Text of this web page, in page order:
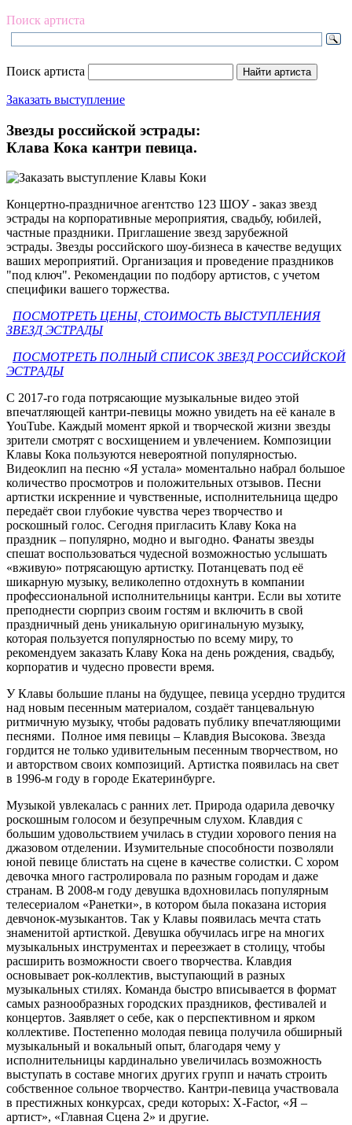
Поиск артиста
Поиск артиста
Заказать выступление
Звезды российской эстрады:
Клава Кока кантри певица.
Концертно-праздничное агентство 123 ШОУ - заказ звезд
эстрады на корпоративные мероприятия, свадьбу, юбилей,
частные праздники. Приглашение звезд зарубежной
эстрады. Звезды российского шоу-бизнеса в качестве ведущих
ваших мероприятий. Организация и проведение праздников
"под ключ". Рекомендации по подбору артистов, с учетом
специфики вашего торжества.
ПОСМОТРЕТЬ ЦЕНЫ, СТОИМОСТЬ ВЫСТУПЛЕНИЯ
ЗВЕЗД ЭСТРАДЫ
ПОСМОТРЕТЬ ПОЛНЫЙ СПИСОК ЗВЕЗД РОССИЙСКОЙ
ЭСТРАДЫ
С 2017-го года потрясающие музыкальные видео этой
впечатляющей кантри-певицы можно увидеть на её канале в
YouTube. Каждый момент яркой и творческой жизни звезды
зрители смотрят с восхищением и увлечением. Композиции
Клавы Кока пользуются невероятной популярностью.
Видеоклип на песню «Я устала» моментально набрал большое
количество просмотров и положительных отзывов. Песни
артистки искренние и чувственные, исполнительница щедро
передаёт свои глубокие чувства через творчество и
роскошный голос. Сегодня пригласить Клаву Кока на
праздник – популярно, модно и выгодно. Фанаты звезды
спешат воспользоваться чудесной возможностью услышать
«вживую» потрясающую артистку. Потанцевать под её
шикарную музыку, великолепно отдохнуть в компании
профессиональной исполнительницы кантри. Если вы хотите
преподнести сюрприз своим гостям и включить в свой
праздничный день уникальную оригинальную музыку,
которая пользуется популярностью по всему миру, то
рекомендуем заказать Клаву Кока на день рождения, свадьбу,
корпоратив и чудесно провести время.
У Клавы большие планы на будущее, певица усердно трудится
над новым песенным материалом, создаёт танцевальную
ритмичную музыку, чтобы радовать публику впечатляющими
песнями. Полное имя певицы – Клавдия Высокова. Звезда
гордится не только удивительным песенным творчеством, но
и авторством своих композиций. Артистка появилась на свет
в 1996-м году в городе Екатеринбурге.
Музыкой увлекалась с ранних лет. Природа одарила девочку
роскошным голосом и безупречным слухом. Клавдия с
большим удовольствием училась в студии хорового пения на
джазовом отделении. Изумительные способности позволяли
юной певице блистать на сцене в качестве солистки. С хором
девочка много гастролировала по разным городам и даже
странам. В 2008-м году девушка вдохновилась популярным
телесериалом «Ранетки», в котором была показана история
девчонок-музыкантов. Так у Клавы появилась мечта стать
знаменитой артисткой. Девушка обучилась игре на многих
музыкальных инструментах и переезжает в столицу, чтобы
расширить возможности своего творчества. Клавдия
основывает рок-коллектив, выступающий в разных
музыкальных стилях. Команда быстро вписывается в формат
самых разнообразных городских праздников, фестивалей и
концертов. Заявляет о себе, как о перспективном и ярком
коллективе. Постепенно молодая певица получила обширный
музыкальный и вокальный опыт, благодаря чему у
исполнительницы кардинально увеличилась возможность
выступать в составе многих других групп и начать строить
собственное сольное творчество. Кантри-певица участвовала
в престижных конкурсах, среди которых: X-Factor, «Я –
артист», «Главная Сцена 2» и другие.